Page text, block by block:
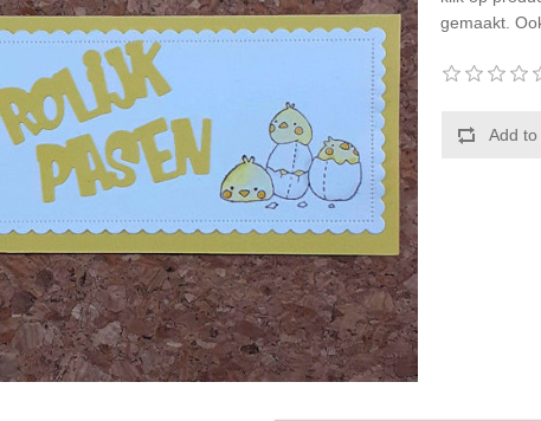
gemaakt.
Add